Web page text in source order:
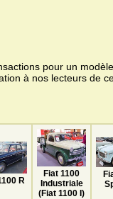
pour un modèle
à nos lecteurs de
R
Fiat 1100
Industriale
(Fiat 1100 I)